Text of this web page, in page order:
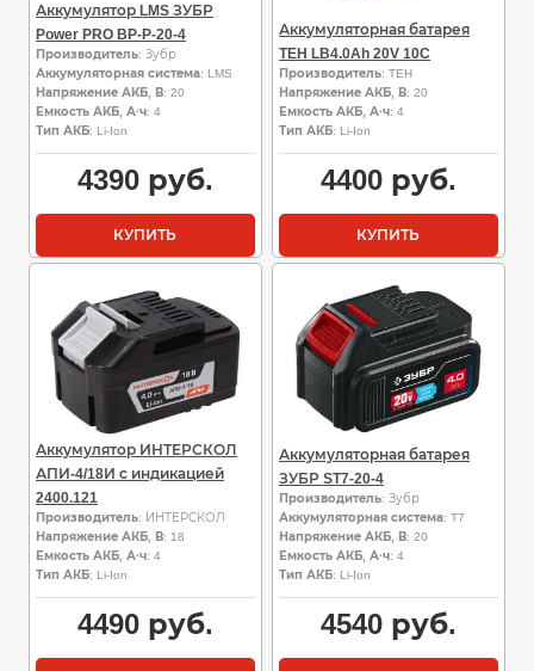
Аккумулятор LMS ЗУБР
Power PRO BP-P-20-4
Производитель: Зубр
Аккумуляторная система: LMS
Напряжение АКБ, В: 20
Емкость АКБ, А·ч: 4
Тип АКБ: Li-Ion
4390руб.
КУПИТЬ
Аккумуляторная батарея
TEH LB4.0Ah 20V 10C
Производитель: TEH
Напряжение АКБ, В: 20
Емкость АКБ, А·ч: 4
Тип АКБ: Li-Ion
4400руб.
КУПИТЬ
Аккумулятор ИНТЕРСКОЛ
АПИ-4/18И с индикацией
2400.121
Производитель: ИНТЕРСКОЛ
Напряжение АКБ, В: 18
Емкость АКБ, А·ч: 4
Тип АКБ: Li-Ion
4490руб.
Аккумуляторная батарея
ЗУБР ST7-20-4
Производитель: Зубр
Аккумуляторная система: T7
Напряжение АКБ, В: 20
Емкость АКБ, А·ч: 4
Тип АКБ: Li-Ion
4540руб.